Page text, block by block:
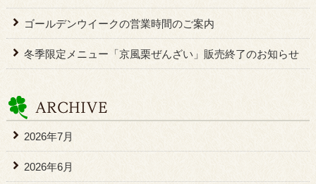
ゴールデンウイークの営業時間のご案内
冬季限定メニュー「京風栗ぜんざい」販売終了のお知らせ
2026年7月
2026年6月